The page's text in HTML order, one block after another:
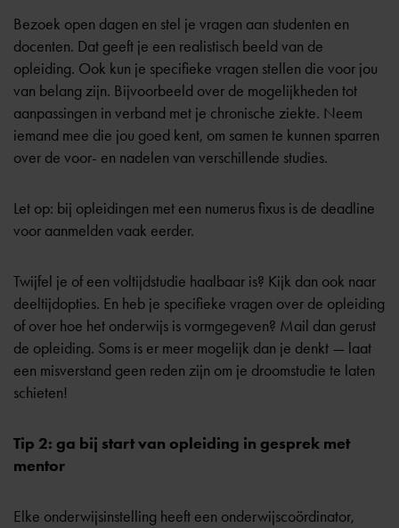
Bezoek open dagen en stel je vragen aan studenten en
docenten. Dat geeft je een realistisch beeld van de
opleiding. Ook kun je specifieke vragen stellen die voor jou
van belang zijn. Bijvoorbeeld over de mogelijkheden tot
aanpassingen in verband met je chronische ziekte. Neem
iemand mee die jou goed kent, om samen te kunnen sparren
over de voor- en nadelen van verschillende studies.
Let op: bij opleidingen met een numerus fixus is de deadline
voor aanmelden vaak eerder.
Twijfel je of een voltijdstudie haalbaar is? Kijk dan ook naar
deeltijdopties. En heb je specifieke vragen over de opleiding
of over hoe het onderwijs is vormgegeven? Mail dan gerust
de opleiding. Soms is er meer mogelijk dan je denkt — laat
een misverstand geen reden zijn om je droomstudie te laten
schieten!
Tip 2: ga bij start van opleiding in gesprek met
mentor
Elke onderwijsinstelling heeft een onderwijscoördinator,